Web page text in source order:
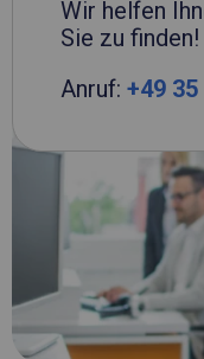
Wir helfen
Sie zu finden!
Anruf: +49 35